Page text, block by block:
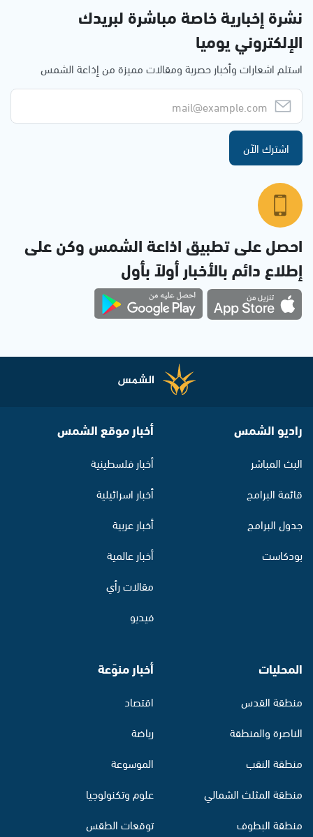
نشرة إخبارية خاصة مباشرة لبريدك
الإلكتروني يوميا
استلم اشعارات وأخبار حصرية ومقالات مميزة من إذاعة الشمس
اشترك الآن
احصل على تطبيق اذاعة الشمس وكن على
إطلاع دائم بالأخبار أولاً بأول
راديو الشمس
البث المباشر
قائمة البرامج
جدول البرامج
بودكاست
أخبار موقع الشمس
أخبار فلسطينية
أخبار اسرائيلية
أخبار عربية
أخبار عالمية
مقالات رأي
فيديو
المحليات
منطقة القدس
الناصرة والمنطقة
منطقة النقب
منطقة المثلث الشمالي
منطقة البطوف
أخبار منوّعة
اقتصاد
رياضة
الموسوعة
علوم وتكنولوجيا
توقعات الطقس